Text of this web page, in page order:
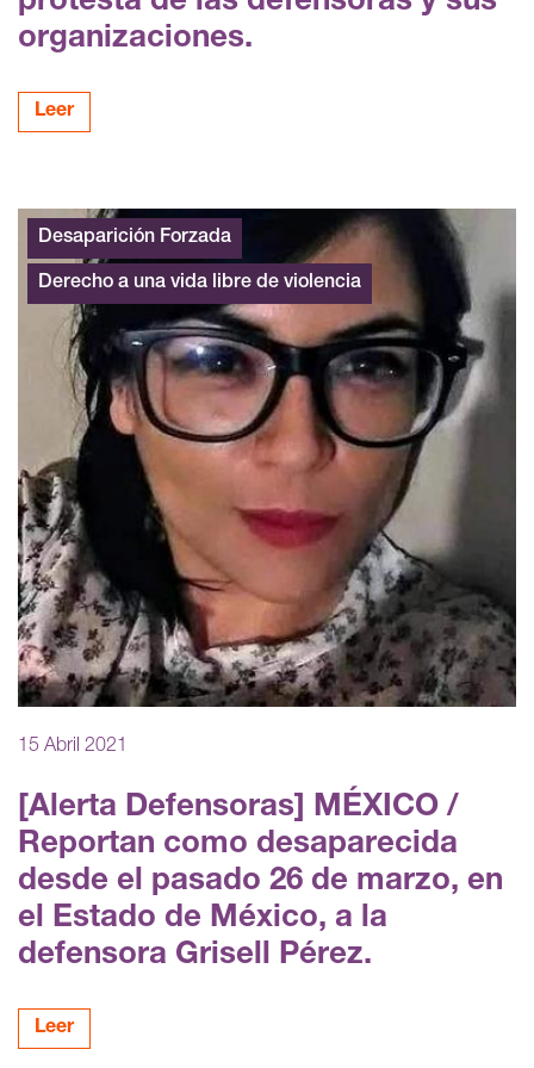
organizaciones.
Leer
15 Abril 2021
[Alerta Defensoras] MÉXICO /
Reportan como desaparecida
desde el pasado 26 de marzo, en
el Estado de México, a la
defensora Grisell Pérez.
Leer
Desaparición Forzada
Derecho a una vida libre de violencia